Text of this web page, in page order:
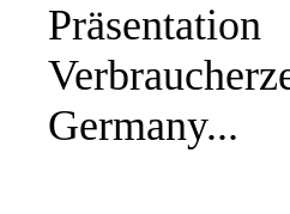
Germany...